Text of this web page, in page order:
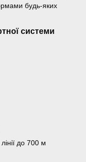
будь-яких
системи
до 700 м